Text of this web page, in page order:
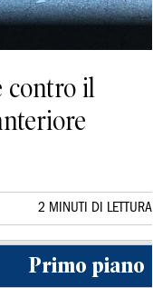
contro il
2 MINUTI DI LETTURA
Primo piano